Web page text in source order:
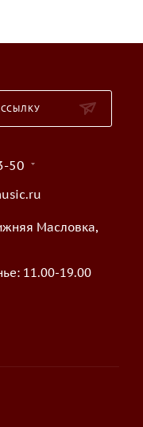
50
Масловка,
11.00-19.00